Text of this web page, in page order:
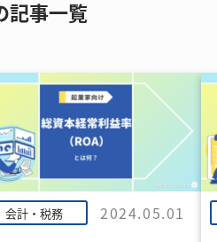
記事一覧
会計・税務
2024.05.01